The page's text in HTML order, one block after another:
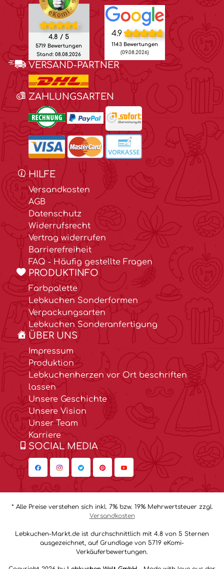
4.8 / 5
5719 Bewertungen
Stand: 08.08.2026
4.9
1143 Bewertungen
(09.08.2026)
VERSAND-PARTNER
ZAHLUNGSARTEN
HILFE
Versandkosten
AGB
Datenschutz
Widerrufsrecht
Vertrag widerrufen
Barrierefreiheit
FAQ - Häufig gestellte Fragen
PRODUKTINFO
Farbpalette
Lebkuchen Sonderformen
Verpackungsarten
Lebkuchen Sonderanfertigung
ÜBER UNS
Impressum
Produktion
Lebkuchenherzen vor Ort beschriften
lassen
Unsere Geschichte
Unsere Vision
Unser Team
Karriere
SOCIAL MEDIA
* Alle Preise verstehen sich inkl. 7% bzw. 19% Mehrwertsteuer zzgl.
Versandkosten
Lebkuchen-Markt.de ist durchschnittlich mit 4.8 von 5 Sternen
ausgezeichnet, auf Grundlage von 5719 eKomi-
Verkäuferbewertungen.